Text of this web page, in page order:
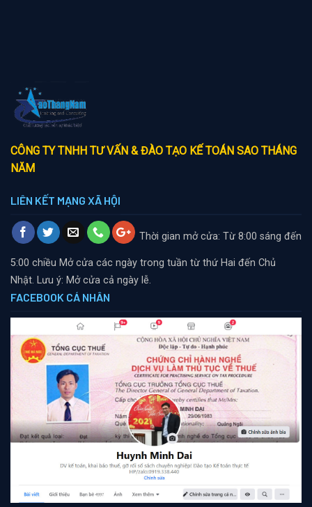
CÔNG TY TNHH TƯ VẤN & ĐÀO TẠO KẾ TOÁN SAO THÁNG
NĂM
LIÊN KẾT MẠNG XÃ HỘI
Thời gian mở cửa: Từ 8:00 sáng đến
5:00 chiều Mở cửa các ngày trong tuần từ thứ Hai đến Chủ
Nhật. Lưu ý: Mở cửa cả ngày lễ.
FACEBOOK CÁ NHÂN